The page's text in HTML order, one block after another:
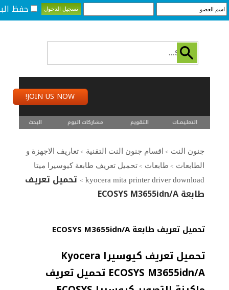
حفظ
JOIN US NOW!
التعليمـــات التقويم مشاركات اليوم البحث
جنون النت > اقسام جنون النت التقنية > تعاريف الاجهزة و
الطابعات > طابعات > تحميل تعريف طابعة كيوسيرا ميتا
kyocera mita printer driver download
> تحميل تعريف
طابعة ECOSYS M3655idn/A
تحميل تعريف طابعة ECOSYS M3655idn/A
تحميل تعريف كيوسيرا Kyocera
ECOSYS M3655idn/A تحميل تعريف